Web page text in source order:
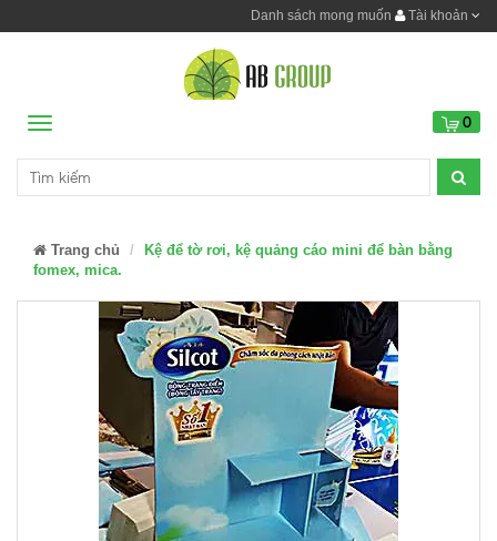
Danh sách mong muốn Tài khoản
Menu 0
Trang chủ
Kệ để tờ rơi, kệ quảng cáo mini để bàn bằng
fomex, mica.